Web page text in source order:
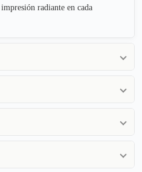
radiante en cada